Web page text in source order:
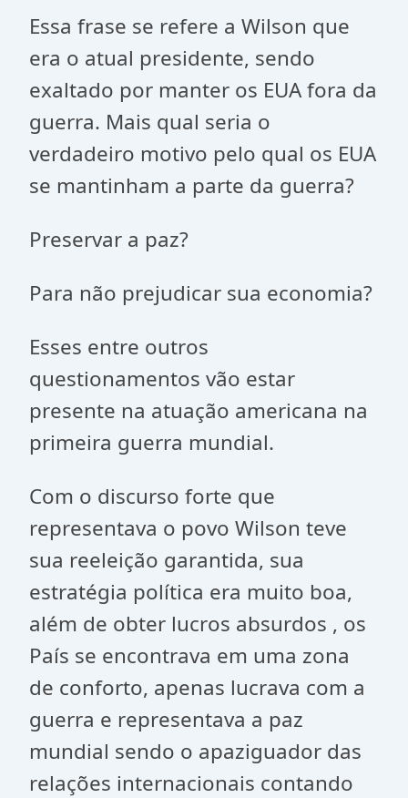
Essa frase se refere a Wilson que
era o atual presidente, sendo
exaltado por manter os EUA fora da
guerra. Mais qual seria o
verdadeiro motivo pelo qual os EUA
se mantinham a parte da guerra?
Preservar a paz?
Para não prejudicar sua economia?
Esses entre outros
questionamentos vão estar
presente na atuação americana na
primeira guerra mundial.
Com o discurso forte que
representava o povo Wilson teve
sua reeleição garantida, sua
estratégia política era muito boa,
além de obter lucros absurdos , os
País se encontrava em uma zona
de conforto, apenas lucrava com a
guerra e representava a paz
mundial sendo o apaziguador das
relações internacionais contando